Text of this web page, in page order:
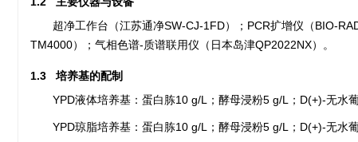
超净工作台（江苏通净SW-CJ-1FD）；PCR扩增仪（BIO-
TM4000）；气相色谱-质谱联用仪（日本岛津QP2022NX）。
1.3 培养基的配制
YPD液体培养基：蛋白胨10 g/L；酵母浸粉5 g/L；D(+)-无水
YPD琼脂培养基：蛋白胨10 g/L；酵母浸粉5 g/L；D(+)-无水